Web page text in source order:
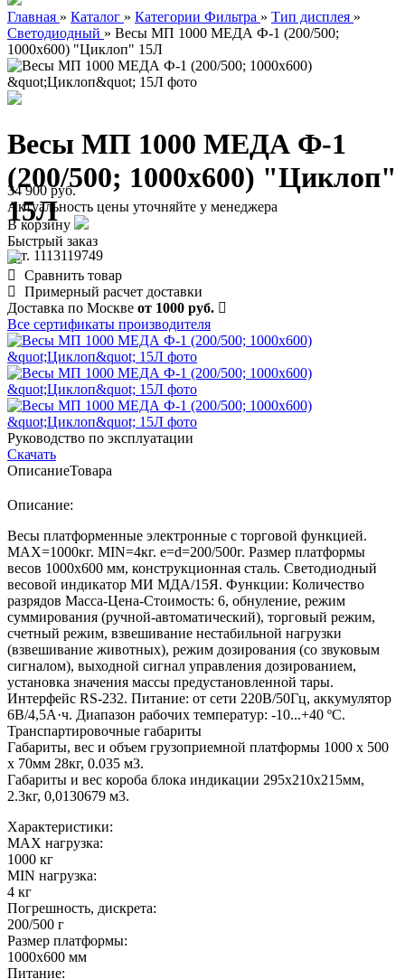
Главная » Каталог » Категории Фильтра » Тип дисплея »
Светодиодный » Весы МП 1000 МЕДА Ф-1 (200/500;
1000х600) "Циклоп" 15Л
Весы МП 1000 МЕДА Ф-1
(200/500; 1000х600) "Циклоп"
15Л
арт. 1113119749
34 900 руб.
Актуальность цены уточняйте у менеджера
В корзину
Быстрый заказ
Сравнить товар
Примерный расчет доставки
Доставка по Москве от 1000 руб.
Все сертификаты производителя
Руководство по эксплуатации
Скачать
ОписаниеТовара
Описание:
Весы платформенные электронные с торговой функцией.
MAX=1000кг. MIN=4кг. e=d=200/500г. Размер платформы
весов 1000х600 мм, конструкционная сталь. Светодиодный
весовой индикатор МИ МДА/15Я. Функции: Количество
разрядов Масса-Цена-Стоимость: 6, обнуление, режим
суммирования (ручной-автоматический), торговый режим,
счетный режим, взвешивание нестабильной нагрузки
(взвешивание животных), режим дозирования (со звуковым
сигналом), выходной сигнал управления дозированием,
установка значения массы предустановленной тары.
Интерфейс RS-232. Питание: от сети 220В/50Гц, аккумулятор
6В/4,5А·ч. Диапазон рабочих температур: -10...+40 ºС.
Транспартировочные габариты
Габариты, вес и объем грузоприемной платформы 1000 х 500
х 70мм 28кг, 0.035 м3.
Габариты и вес короба блока индикации 295х210х215мм,
2.3кг, 0,0130679 м3.
Характеристики:
MAX нагрузка:
1000 кг
MIN нагрузка:
4 кг
Погрешность, дискрета:
200/500 г
Размер платформы:
1000х600 мм
Питание: